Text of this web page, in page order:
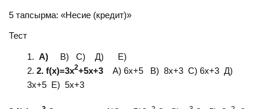
5 тапсырма: «Несие (кредит)»
Тест
А)В) С) Д) Е)
2. f(х)=3х2+5х+3
А) 6х+5 В) 8х+3 С) 6х+3 Д)
3х+5 Е) 5х+3